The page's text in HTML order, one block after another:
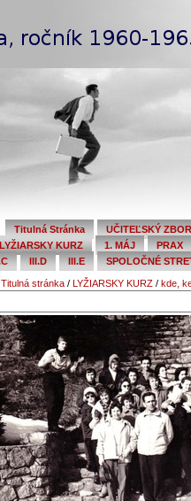
Titulná Stránka
UČITEĽSKÝ ZBOR
KURZ
1. MÁJ
PRAX
III.D III.E SPOLOČNÉ
Titulná stránka / LYŽIARSKY KURZ / kde,